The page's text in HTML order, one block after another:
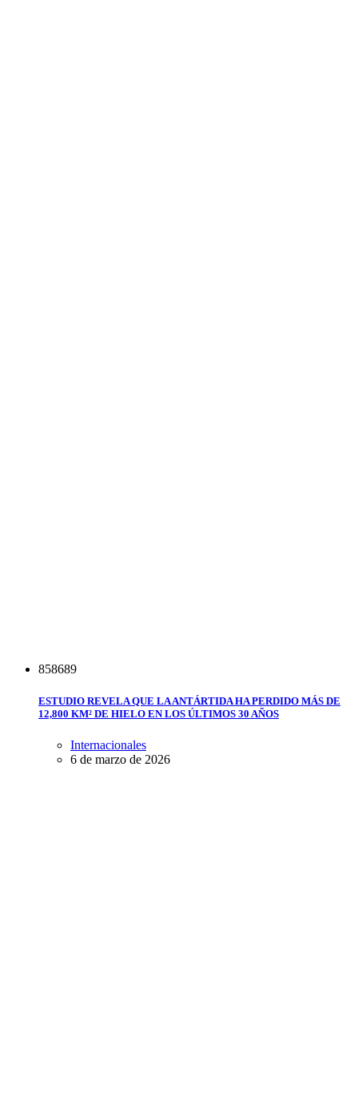
858689
ESTUDIO REVELA QUE LA ANTÁRTIDA HA PERDIDO MÁS DE
12,800 KM² DE HIELO EN LOS ÚLTIMOS 30 AÑOS
Internacionales
6 de marzo de 2026